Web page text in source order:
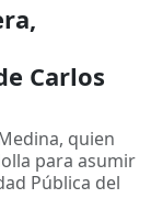
Carlos
quien
para asumir
Pública del